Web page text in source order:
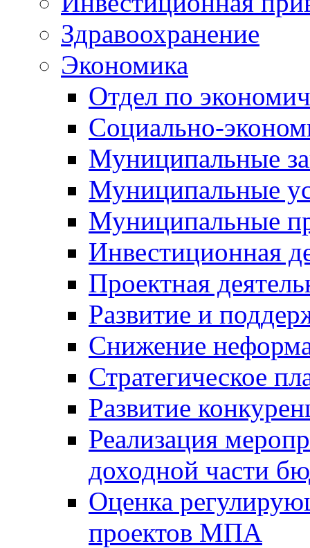
Здравоохранение
Экономика
Отдел по
Социально-
Муниципальные
Муниципальные
Муниципальные
Инвестиционная
Проектная
Развитие и
Снижение
Стратегическое
Развитие
Реализация
доходной части
Оценка
проектов МПА